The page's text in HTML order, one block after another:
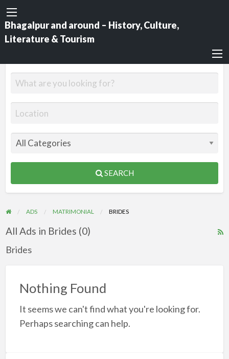
Bhagalpur and around – History, Culture,
Literature & Tourism
SEARCH
ADS MATRIMONIAL BRIDES
All Ads in Brides (0)
Brides
Nothing Found
It seems we can't find what you're looking for.
Perhaps searching can help.